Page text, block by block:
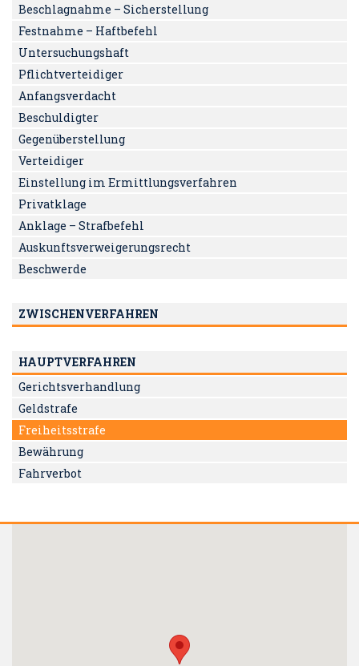
Beschlagnahme – Sicherstellung
Festnahme – Haftbefehl
Untersuchungshaft
Pflichtverteidiger
Anfangsverdacht
Beschuldigter
Gegenüberstellung
Verteidiger
Einstellung im Ermittlungsverfahren
Privatklage
Anklage – Strafbefehl
Auskunftsverweigerungsrecht
Beschwerde
ZWISCHENVERFAHREN
HAUPTVERFAHREN
Gerichtsverhandlung
Geldstrafe
Freiheitsstrafe
Bewährung
Fahrverbot